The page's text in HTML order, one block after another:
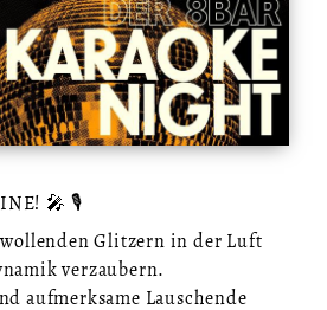
🎤 🎙
Glitzern in der Luft
verzaubern.
aufmerksame Lauschende